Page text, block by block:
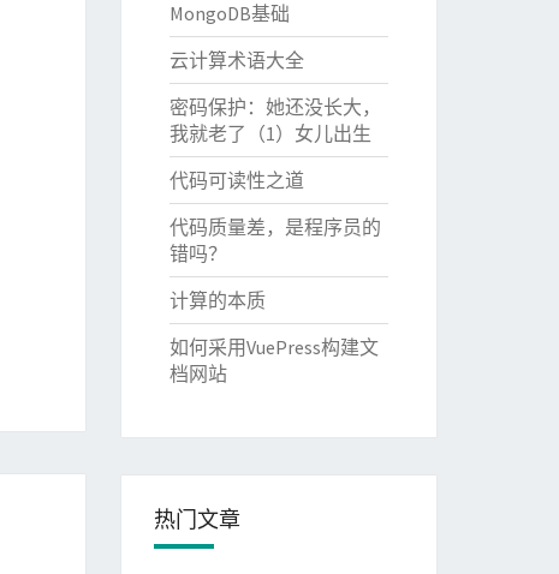
MongoDB基础
云计算术语大全
密码保护：她还没长大，
我就老了（1）女儿出生
代码可读性之道
代码质量差，是程序员的
错吗？
计算的本质
如何采用VuePress构建文
档网站
热门文章